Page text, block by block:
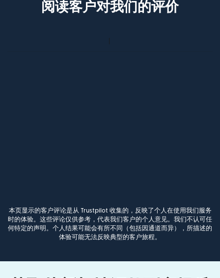
阅读客户对我们的评价
本页显示的客户评论是从 Trustpilot 收集的，反映了个人在使用我们服务
时的体验。这些评论仅供参考，代表我们客户的个人意见。我们不认可任
何特定的声明。个人结果可能会有所不同（包括因通道而异），所描述的
体验可能无法反映典型的客户旅程。